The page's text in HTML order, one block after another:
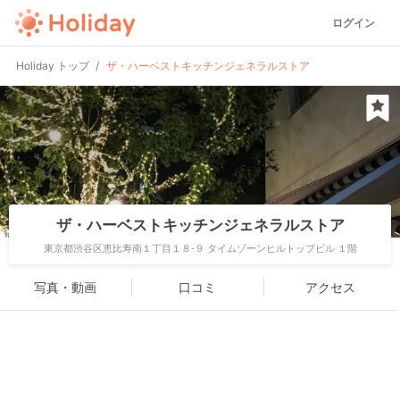
ログイン
Holiday トップ ザ・ハーベストキッチンジェネラルストア
ザ・ハーベストキッチンジェネラルストア
東京都渋谷区恵比寿南１丁目１８-９ タイムゾーンヒルトップビル １階
写真・動画 口コミ アクセス